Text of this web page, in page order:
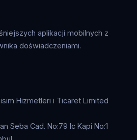
aplikacji mobilnych z
doświadczeniami.
Hizmetleri i Ticaret Limited
Seba Cad. No:79 Ic Kapi No:1